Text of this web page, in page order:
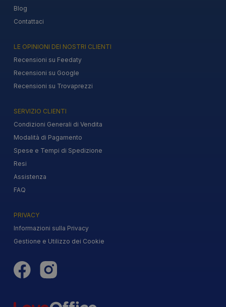
Blog
Contattaci
LE OPINIONI DEI NOSTRI CLIENTI
Recensioni su Feedaty
Recensioni su Google
Recensioni su Trovaprezzi
SERVIZIO CLIENTI
Condizioni Generali di Vendita
Modalità di Pagamento
Spese e Tempi di Spedizione
Resi
Assistenza
FAQ
PRIVACY
Informazioni sulla Privacy
Gestione e Utilizzo dei Cookie